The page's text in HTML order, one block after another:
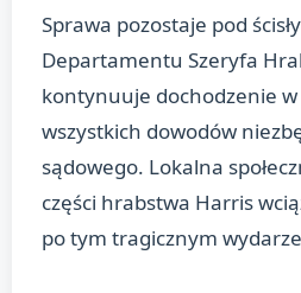
Sprawa pozostaje pod
Departamentu Szeryfa
kontynuuje dochodzenie
wszystkich dowodów
sądowego. Lokalna
części hrabstwa Harris
po tym tragicznym